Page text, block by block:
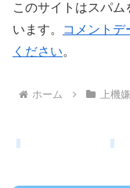
このサイトはスパ
います。
コメントデ
ください。
ホーム 上機